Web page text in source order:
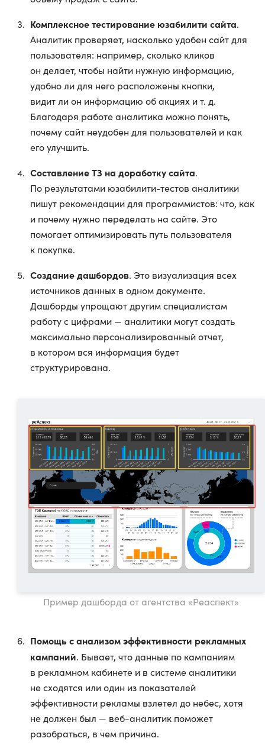
Комплексное тестирование юзабилити сайта.
Аналитик проверяет, насколько удобен сайт для
пользователя: например, сколько кликов
он делает, чтобы найти нужную информацию,
удобно ли для него расположены кнопки,
видит ли он информацию об акциях и т. д.
Благодаря работе аналитика можно понять,
почему сайт неудобен для пользователей и как
его улучшить.
Составление ТЗ на доработку сайта.
По результатами юзабилити-тестов аналитики
пишут рекомендации для программистов: что, как
и почему нужно переделать на сайте. Это
помогает оптимизировать путь пользователя
к покупке.
Создание дашбордов. Это визуализация всех
источников данных в одном документе.
Дашборды упрощают другим специалистам
работу с цифрами — аналитики могут создать
максимально персонализированный отчет,
в котором вся информация будет
структурирована.
Пример дашборда от агентства «Реаспект»
Помощь с анализом эффективности рекламных
кампаний. Бывает, что данные по кампаниям
в рекламном кабинете и в системе аналитики
не сходятся или один из показателей
эффективности рекламы взлетел до небес, хотя
не должен был — веб-аналитик поможет
разобраться, в чем причина.